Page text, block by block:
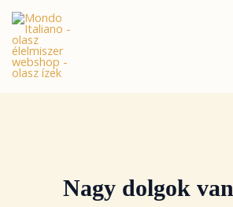
Skip
content
Nagy dolgok